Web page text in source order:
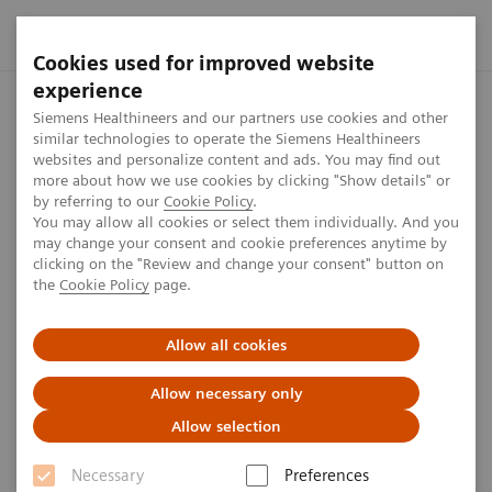
Cookies used for improved website
experience
Siemens Healthineers and our partners use cookies and other
similar technologies to operate the Siemens Healthineers
websites and personalize content and ads. You may find out
more about how we use cookies by clicking "Show details" or
by referring to our Cookie Policy.
You may allow all cookies or select them individually. And you
may change your consent and cookie preferences anytime by
clicking on the "Review and change your consent" button on
the Cookie Policy page.
Allow all cookies
Allow necessary only
Allow selection
Necessary
Preferences
Startseite Innovationen UX-Design
Im Mittelpunkt: Patient*innen
und Behandlungsteams
unseres Handelns. Ob medizinisches Fachpersonal
bei einer kritischen Diagnose oder Patient*innen in
verletzlichen Momenten: Unsere Lösungen machen
den Unterschied, wenn es darauf ankommt.